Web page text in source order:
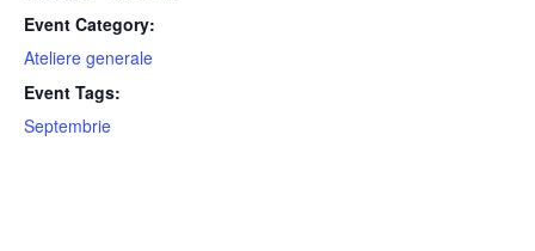
Event Category:
Ateliere generale
Event Tags:
Septembrie